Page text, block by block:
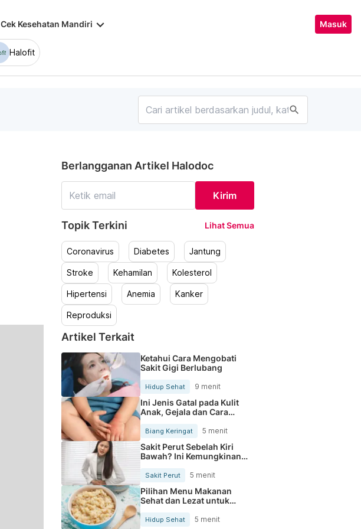
Cek Kesehatan Mandiri keyboard_arrow_down Masuk
Halofit
search
Berlangganan Artikel Halodoc
Kirim
Topik Terkini Lihat Semua
Coronavirus Diabetes Jantung
Stroke Kehamilan Kolesterol
Hipertensi Anemia Kanker
Reproduksi
Artikel Terkait
Ketahui Cara Mengobati
Sakit Gigi Berlubang
Hidup Sehat 9 menit
Ini Jenis Gatal pada Kulit
Anak, Gejala dan Cara
Mengobatinya
Biang Keringat 5 menit
Sakit Perut Sebelah Kiri
Bawah? Ini Kemungkinan
Sakit Perut 5 menit
Pilihan Menu Makanan
Sehat dan Lezat untuk
Mengurangi Kolesterol
Hidup Sehat 5 menit